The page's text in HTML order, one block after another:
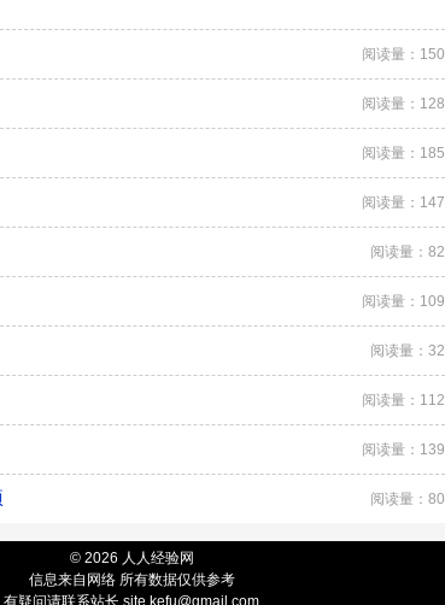
阅读量：150
阅读量：128
阅读量：185
阅读量：147
阅读量：82
阅读量：109
阅读量：32
阅读量：112
阅读量：139
阅读量：80
© 2026 人人经验网
信息来自网络 所有数据仅供参考
有疑问请联系站长 site.kefu@gmail.com